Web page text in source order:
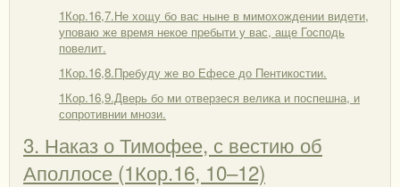
1Кор.16,7.Не хощу бо вас ныне в мимохождении видети,
уповаю же время некое пребыти у вас, аще Господь
повелит.
1Кор.16,8.Пребуду же во Ефесе до Пентикостии.
1Кор.16,9.Дверь бо ми отверзеся велика и поспешна, и
сопротивнии мнози.
3. Наказ о Тимофее, с вестию об
Аполлосе (1Кор.16, 10–12)